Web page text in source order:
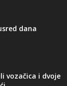
dana
vozačica i dvoje